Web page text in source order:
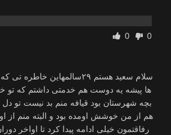
0 0
سلام سعید هستم ۲۹سالمهاین
ها پیشه یه دوست هم خدمتی داشتم که تو
بچه شهرستان بود قیافه منم بد نیست تو
هم از من خوشش اومده بود و البته منم از
رفاقتمون خیلی ادامه پیدا کرد تا اواخر